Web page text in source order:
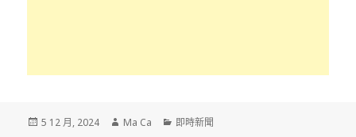
發
5 12 月, 2024
作
Ma Ca
分
即時新聞